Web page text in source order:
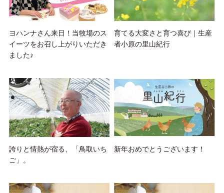
ヨハンナさん来日！当牧場のス
イーツをお召し上がりいただき
ました♪
育てる大変さと育つ喜び｜生産
者小原の里山紀行
誇りと情熱が宿る、「鳥取いち
ご」。
新年おめでとうございます！